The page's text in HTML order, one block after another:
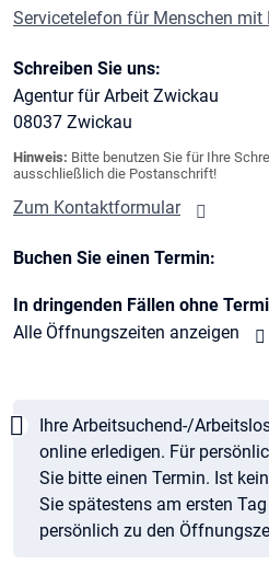
Servicetelefon für Menschen mit
Schreiben Sie uns:
Agentur für Arbeit Zwickau
08037 Zwickau
Hinweis: Bitte benutzen Sie für Ihre
ausschließlich die Postanschrift!
Zum Kontaktformular
Buchen Sie einen Termin:
In dringenden Fällen ohne
Alle Öffnungszeiten anzeigen
Ihre Arbeitsuchend-/
online erledigen. Für
Sie bitte einen Termin. Ist
Sie spätestens am ersten
persönlich zu den